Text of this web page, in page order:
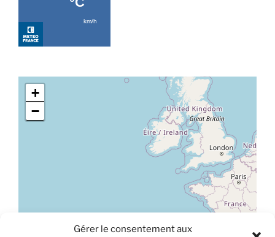
Gérer le consentement aux
+
−
Leaflet|© OpenStreetMap